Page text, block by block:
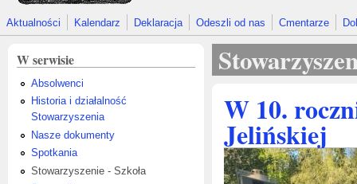
Aktualności Kalendarz Deklaracja Odeszli od nas Cmentarze
W serwisie
Absolwenci
Historia i działalność
Stowarzyszenia
Nasze dokumenty
Spotkania
Stowarzyszenie - Szkoła
W 10.
Jelińskiej